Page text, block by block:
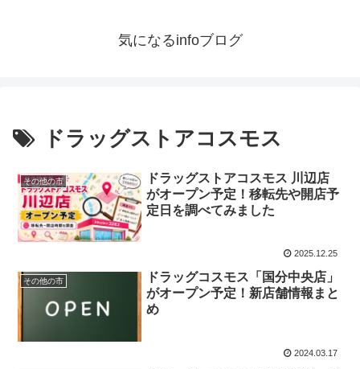
気になるinfoブログ
ドラッグストアコスモス
その他の市
ドラッグストアコスモス 川辺店
がオープン予定！移転先や開店予
定日を調べてみました
2025.12.25
その他の市
ドラッグコスモス「国分中央店」
がオープン予定！新店舗情報まと
め
2024.03.17